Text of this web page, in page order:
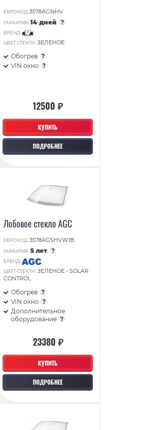
КУПИТЬ
ПОДРОБНЕЕ
ЕВРОКОД:3578AGNHV
ГАРАНТИЯ:14 дней ?
БРЕНД:
ЦВЕТ СТЕКЛА:ЗЕЛЕНОЕ
Обогрев ?
VIN окно ?
12500 ₽
КУПИТЬ
ПОДРОБНЕЕ
Лобовое стекло AGC
ЕВРОКОД:3578AGSHVW1B
ГАРАНТИЯ:5 лет ?
БРЕНД:
ЦВЕТ СТЕКЛА:ЗЕЛЕНОЕ - SOLAR
CONTROL
Обогрев ?
VIN окно ?
Дополнительное
оборудование ?
23380 ₽